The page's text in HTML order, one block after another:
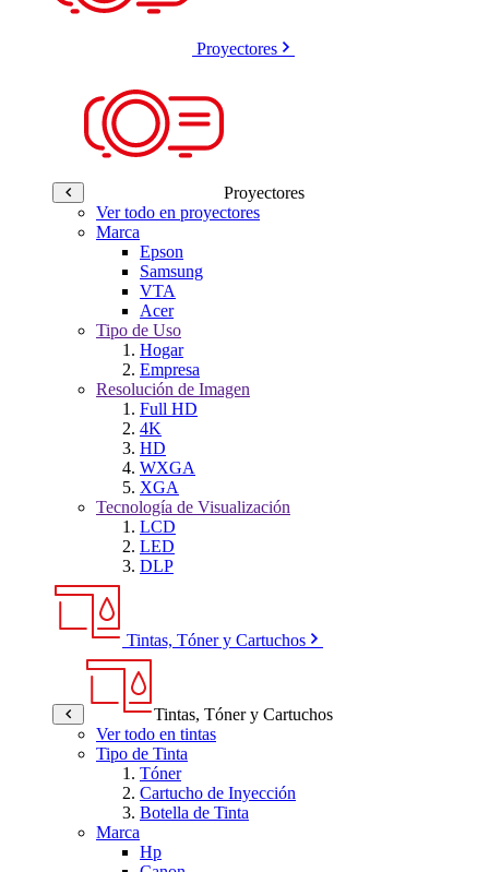
Proyectores
Proyectores
Ver todo en proyectores
Marca
Epson
Samsung
VTA
Acer
Tipo de Uso
Hogar
Empresa
Resolución de Imagen
Full HD
4K
HD
WXGA
XGA
Tecnología de Visualización
LCD
LED
DLP
Tintas, Tóner y Cartuchos
Tintas, Tóner y Cartuchos
Ver todo en tintas
Tipo de Tinta
Tóner
Cartucho de Inyección
Botella de Tinta
Marca
Hp